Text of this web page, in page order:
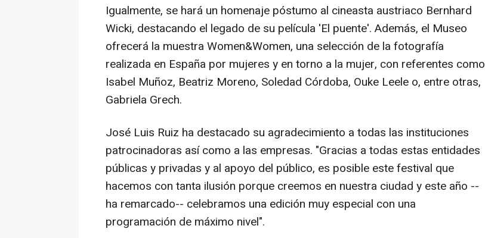
Igualmente, se hará un homenaje póstumo al cineasta austriaco Bernhard
Wicki, destacando el legado de su película 'El puente'. Además, el Museo
ofrecerá la muestra Women&Women, una selección de la fotografía
realizada en España por mujeres y en torno a la mujer, con referentes como
Isabel Muñoz, Beatriz Moreno, Soledad Córdoba, Ouke Leele o, entre otras,
Gabriela Grech.
José Luis Ruiz ha destacado su agradecimiento a todas las instituciones
patrocinadoras así como a las empresas. "Gracias a todas estas entidades
públicas y privadas y al apoyo del público, es posible este festival que
hacemos con tanta ilusión porque creemos en nuestra ciudad y este año --
ha remarcado-- celebramos una edición muy especial con una
programación de máximo nivel".